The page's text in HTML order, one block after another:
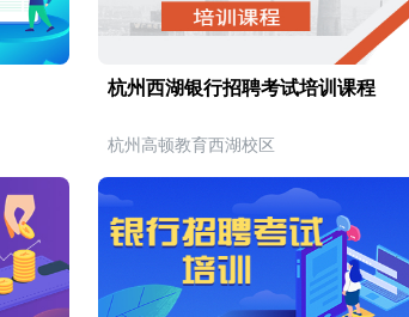
杭州西湖银行招聘考试培训课程
杭州高顿教育西湖校区